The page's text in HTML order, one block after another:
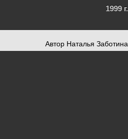
1999 г.
Автор Наталья Заботина